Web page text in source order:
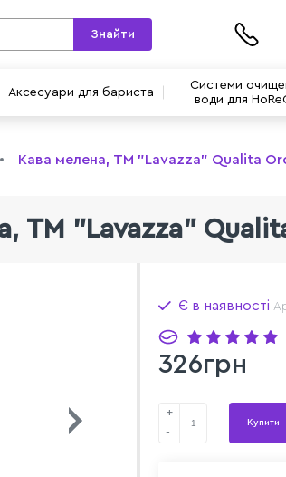
Аксесуари для бариста
Системи
води для
Знайти
Кава мелена, ТМ "Lavazza" Qualita
ТМ "Lavazza"
Є в наявності
326грн
+
-
Купити